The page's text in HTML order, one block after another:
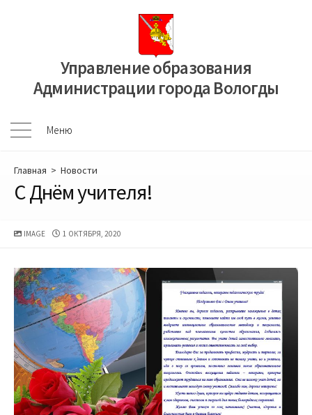
Управление образования
Администрации города Вологды
Меню
Меню
Главная > Новости
С Днём учителя!
IMAGE
ДАТА
1 ОКТЯБРЯ, 2020